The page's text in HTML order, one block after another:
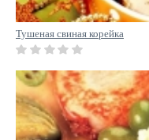
Тушеная свиная корейка